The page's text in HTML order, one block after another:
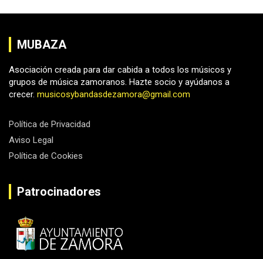
MUBAZA
Asociación creada para dar cabida a todos los músicos y
grupos de música zamoranos. Hazte socio y ayúdanos a
crecer. musicosybandasdezamora@gmail.com
Política de Privacidad
Aviso Legal
Política de Cookies
Patrocinadores